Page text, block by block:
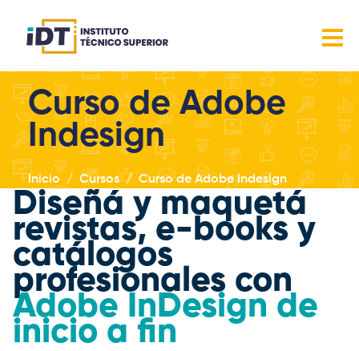
Curso de Adobe
Indesign
Inicio Cursos Curso de Adobe Indesign
Diseñá y maquetá
revistas, e-books y
catálogos
profesionales con
Adobe InDesign de
inicio a fin